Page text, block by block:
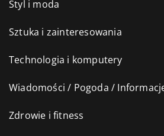
Styl i moda
Sztuka i zainteresowania
Technologia i komputery
Wiadomości / Pogoda /
Zdrowie i fitness